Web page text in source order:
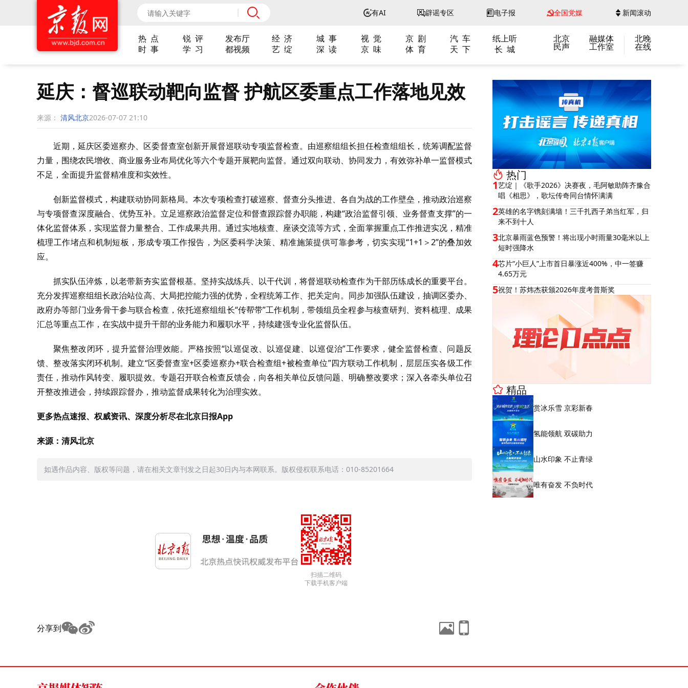
有AI 辟谣专区 电子报 全国党媒 新闻滚动
热 点 锐 评 发布厅 经 济 城 事 视 觉 京 剧 汽 车
纸上听
时 事
学 习 都视频 艺 绽 深 读 京 味 体 育 天 下 长 城
北京
民声
融媒体
工作室
北晚
在线
延庆：督巡联动靶向监督 护航区委重点工作落地见效
来源： 清风北京2026-07-07 21:10
近期，延庆区委巡察办、区委督查室创新开展督巡联动专项监督检查。由巡察组组长担任检查组组长，统筹调配监督
力量，围绕农民增收、商业服务业布局优化等六个专题开展靶向监督。通过双向联动、协同发力，有效弥补单一监督模式
不足，全面提升监督精准度和实效性。
创新监督模式，构建联动协同新格局。本次专项检查打破巡察、督查分头推进、各自为战的工作壁垒，推动政治巡察
与专项督查深度融合、优势互补。立足巡察政治监督定位和督查跟踪督办职能，构建“政治监督引领、业务督查支撑”的一
体化监督体系，实现监督力量整合、工作成果共用。通过实地核查、座谈交流等方式，全面掌握重点工作推进实况，精准
梳理工作堵点和机制短板，形成专项工作报告，为区委科学决策、精准施策提供可靠参考，切实实现“1+1 ＞2”的叠加效
应。
抓实队伍淬炼，以老带新夯实监督根基。坚持实战练兵、以干代训，将督巡联动检查作为干部历练成长的重要平台。
充分发挥巡察组组长政治站位高、大局把控能力强的优势，全程统筹工作、把关定向。同步加强队伍建设，抽调区委办、
政府办等部门业务骨干参与联合检查，依托巡察组组长“传帮带”工作机制，带领组员全程参与核查研判、资料梳理、成果
汇总等重点工作，在实战中提升干部的业务能力和履职水平，持续建强专业化监督队伍。
聚焦整改闭环，提升监督治理效能。严格按照“以巡促改、以巡促建、以巡促治”工作要求，健全监督检查、问题反
馈、整改落实闭环机制。建立“区委督查室+区委巡察办+联合检查组+被检查单位”四方联动工作机制，层层压实各级工作
责任，推动作风转变、履职提效。专题召开联合检查反馈会，向各相关单位反馈问题、明确整改要求；深入各牵头单位召
开整改推进会，持续跟踪督办，推动监督成果转化为治理实效。
更多热点速报、权威资讯、深度分析尽在北京日报App
来源：清风北京
如遇作品内容、版权等问题，请在相关文章刊发之日起30日内与本网联系。版权侵权联系电话：010-85201664
扫描二维码
下载手机客户端
分享到
热门
1艺绽｜《歌手2026》决赛夜，毛阿敏助阵齐豫合
唱《相思》，歌坛传奇同台情怀满满
2英雄的名字镌刻满墙！三千扎西子弟当红军，归
来不到十人
3北京暴雨蓝色预警！将出现小时雨量30毫米以上
短时强降水
4芯片“小巨人”上市首日暴涨近400%，中一签赚
4.65万元
5祝贺！苏炜杰获颁2026年度考普斯奖
精品
赏冰乐雪 京彩新春
氢能领航 双碳助力
山水印象 不止青绿
唯有奋发 不负时代